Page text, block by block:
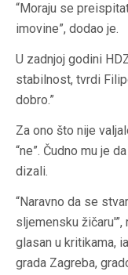
“Moraju se
imovine”, dodao je.
U zadnjoj godini
stabilnost, tvrdi
dobro.”
Za ono što nije
“ne”. Čudno mu je
dizali.
“Naravno da se
sljemensku
glasan u kritikama,
grada Zagreba,